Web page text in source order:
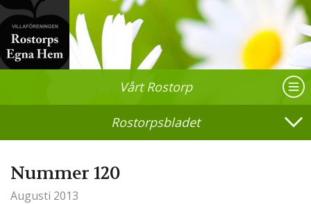
Vårt Rostorp
Rostorpsbladet
Nummer 120
Augusti 2013